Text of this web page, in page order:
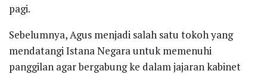
pagi.
Sebelumnya, Agus menjadi salah satu tokoh yang
mendatangi Istana Negara untuk memenuhi
panggilan agar bergabung ke dalam jajaran kabinet